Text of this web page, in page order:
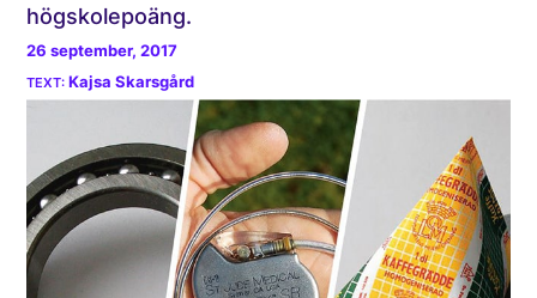
högskolepoäng.
26 september, 2017
Kajsa Skarsgård